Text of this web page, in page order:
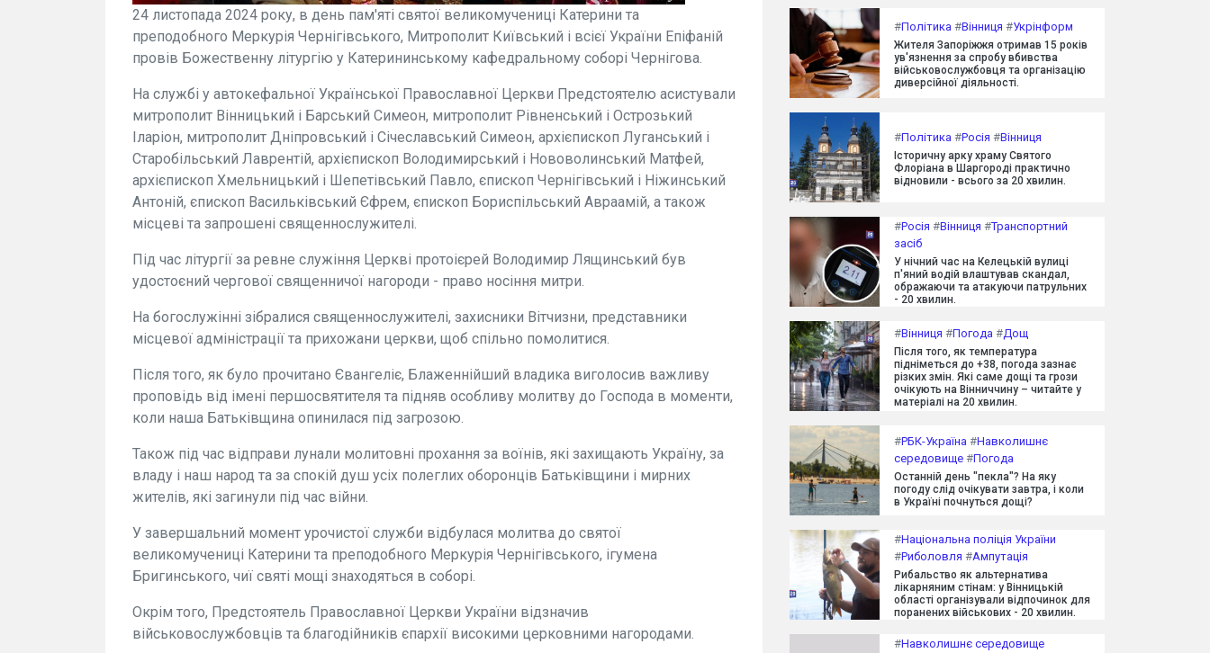
24 листопада 2024 року, в день пам'яті святої великомучениці Катерини та
преподобного Меркурія Чернігівського, Митрополит Київський і всієї України Епіфаній
провів Божественну літургію у Катерининському кафедральному соборі Чернігова.
На службі у автокефальної Української Православної Церкви Предстоятелю асистували
митрополит Вінницький і Барський Симеон, митрополит Рівненський і Острозький
Іларіон, митрополит Дніпровський і Січеславський Симеон, архієпископ Луганський і
Старобільський Лаврентій, архієпископ Володимирський і Нововолинський Матфей,
архієпископ Хмельницький і Шепетівський Павло, єпископ Чернігівський і Ніжинський
Антоній, єпископ Васильківський Єфрем, єпископ Бориспільський Авраамій, а також
місцеві та запрошені священнослужителі.
Під час літургії за ревне служіння Церкві протоієрей Володимир Лящинський був
удостоєний чергової священничої нагороди - право носіння митри.
На богослужінні зібралися священнослужителі, захисники Вітчизни, представники
місцевої адміністрації та прихожани церкви, щоб спільно помолитися.
Після того, як було прочитано Євангеліє, Блаженнійший владика виголосив важливу
проповідь від імені першосвятителя та підняв особливу молитву до Господа в моменти,
коли наша Батьківщина опинилася під загрозою.
Також під час відправи лунали молитовні прохання за воїнів, які захищають Україну, за
владу і наш народ та за спокій душ усіх полеглих оборонців Батьківщини і мирних
жителів, які загинули під час війни.
У завершальний момент урочистої служби відбулася молитва до святої
великомучениці Катерини та преподобного Меркурія Чернігівського, ігумена
Бригинського, чиї святі мощі знаходяться в соборі.
Окрім того, Предстоятель Православної Церкви України відзначив
військовослужбовців та благодійників єпархії високими церковними нагородами.
#Політика #Вінниця #Укрінформ
Жителя Запоріжжя отримав 15 років
ув'язнення за спробу вбивства
військовослужбовця та організацію
диверсійної діяльності.
#Політика #Росія #Вінниця
Історичну арку храму Святого
Флоріана в Шаргороді практично
відновили - всього за 20 хвилин.
#Росія #Вінниця #Транспортний
засіб
У нічний час на Келецькій вулиці
п'яний водій влаштував скандал,
ображаючи та атакуючи патрульних
- 20 хвилин.
#Вінниця #Погода #Дощ
Після того, як температура
підніметься до +38, погода зазнає
різких змін. Які саме дощі та грози
очікують на Вінниччину – читайте у
матеріалі на 20 хвилин.
#РБК-Україна #Навколишнє
середовище #Погода
Останній день "пекла"? На яку
погоду слід очікувати завтра, і коли
в Україні почнуться дощі?
#Національна поліція України
#Риболовля #Ампутація
Рибальство як альтернатива
лікарняним стінам: у Вінницькій
області організували відпочинок для
поранених військових - 20 хвилин.
#Навколишнє середовище